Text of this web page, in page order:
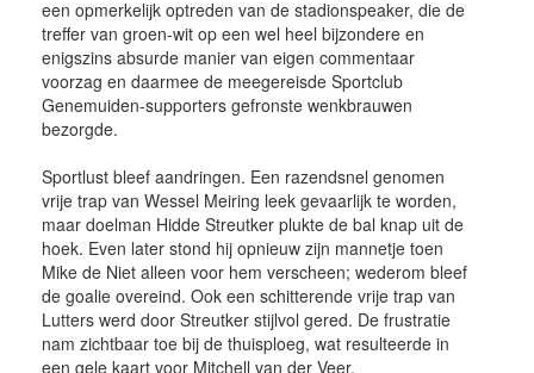
een opmerkelijk optreden van de stadionspeaker, die de
treffer van groen-wit op een wel heel bijzondere en
enigszins absurde manier van eigen commentaar
voorzag en daarmee de meegereisde Sportclub
Genemuiden-supporters gefronste wenkbrauwen
bezorgde.
Sportlust bleef aandringen. Een razendsnel genomen
vrije trap van Wessel Meiring leek gevaarlijk te worden,
maar doelman Hidde Streutker plukte de bal knap uit de
hoek. Even later stond hij opnieuw zijn mannetje toen
Mike de Niet alleen voor hem verscheen; wederom bleef
de goalie overeind. Ook een schitterende vrije trap van
Lutters werd door Streutker stijlvol gered. De frustratie
nam zichtbaar toe bij de thuisploeg, wat resulteerde in
een gele kaart voor Mitchell van der Veer.